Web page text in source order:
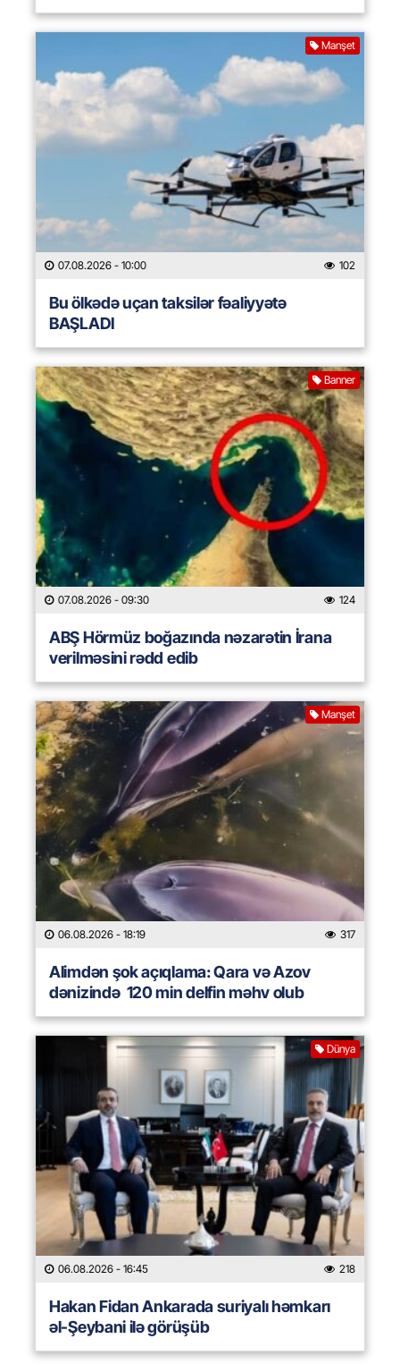
Manşet
07.08.2026 - 10:00 102
Bu ölkədə uçan taksilər fəaliyyətə
BAŞLADI
Banner
07.08.2026 - 09:30 124
ABŞ Hörmüz boğazında nəzarətin İrana
verilməsini rədd edib
Manşet
06.08.2026 - 18:19 317
Alimdən şok açıqlama: Qara və Azov
dənizində 120 min delfin məhv olub
Dünya
06.08.2026 - 16:45 218
Hakan Fidan Ankarada suriyalı həmkarı
əl-Şeybani ilə görüşüb